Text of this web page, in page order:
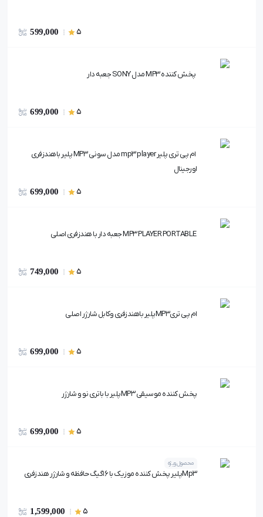
5
599,000
پخش کننده MP3 مدل SONY جعبه دار
5
699,000
ام پی تری پلیر mp3 player مدل سونی MP3 پلیر باهندزفری
اورجینال
5
699,000
MP3 PLAYER PORTABLE جعبه دار با هندزفری اصلی
5
749,000
ام پی تریMP3پلیر باهندزفری وکابل شارژر اصلی
5
699,000
پخش کننده موسیقی MP3پلیر با باتری نو و شارژر
5
699,000
محصول ویژه
Mp3پلیر پخش کننده موزیک با ۱۶گیگ حافظه و شارژر هندزفری
5
1,599,000